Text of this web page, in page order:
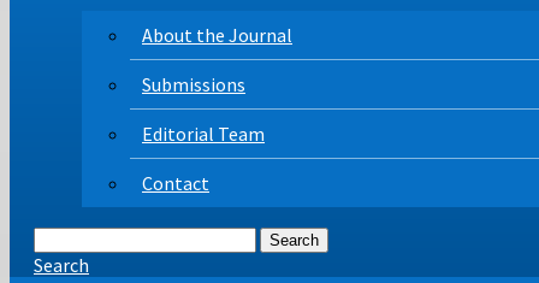
About the Journal
Submissions
Editorial Team
Contact
Search
Search